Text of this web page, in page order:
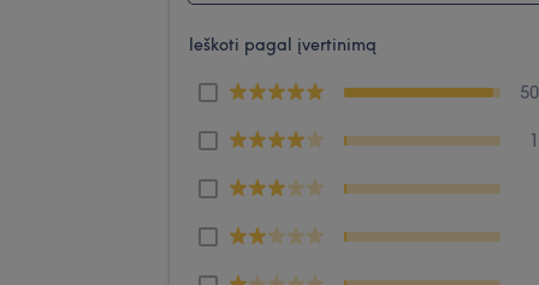
Ieškoti pagal įvertinimą